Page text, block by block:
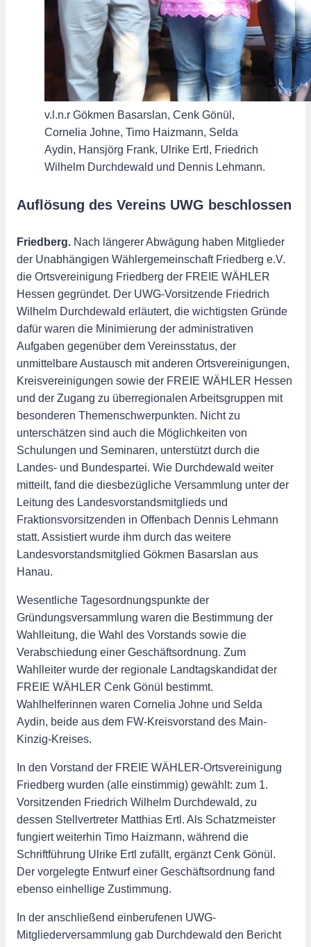
v.l.n.r Gökmen Basarslan, Cenk Gönül,
Cornelia Johne, Timo Haizmann, Selda
Aydin, Hansjörg Frank, Ulrike Ertl, Friedrich
Wilhelm Durchdewald und Dennis Lehmann.
Auflösung des Vereins UWG beschlossen
Friedberg. Nach längerer Abwägung haben Mitglieder
der Unabhängigen Wählergemeinschaft Friedberg e.V.
die Ortsvereinigung Friedberg der FREIE WÄHLER
Hessen gegründet. Der UWG-Vorsitzende Friedrich
Wilhelm Durchdewald erläutert, die wichtigsten Gründe
dafür waren die Minimierung der administrativen
Aufgaben gegenüber dem Vereinsstatus, der
unmittelbare Austausch mit anderen Ortsvereinigungen,
Kreisvereinigungen sowie der FREIE WÄHLER Hessen
und der Zugang zu überregionalen Arbeitsgruppen mit
besonderen Themenschwerpunkten. Nicht zu
unterschätzen sind auch die Möglichkeiten von
Schulungen und Seminaren, unterstützt durch die
Landes- und Bundespartei. Wie Durchdewald weiter
mitteilt, fand die diesbezügliche Versammlung unter der
Leitung des Landesvorstandsmitglieds und
Fraktionsvorsitzenden in Offenbach Dennis Lehmann
statt. Assistiert wurde ihm durch das weitere
Landesvorstandsmitglied Gökmen Basarslan aus
Hanau.
Wesentliche Tagesordnungspunkte der
Gründungsversammlung waren die Bestimmung der
Wahlleitung, die Wahl des Vorstands sowie die
Verabschiedung einer Geschäftsordnung. Zum
Wahlleiter wurde der regionale Landtagskandidat der
FREIE WÄHLER Cenk Gönül bestimmt.
Wahlhelferinnen waren Cornelia Johne und Selda
Aydin, beide aus dem FW-Kreisvorstand des Main-
Kinzig-Kreises.
In den Vorstand der FREIE WÄHLER-Ortsvereinigung
Friedberg wurden (alle einstimmig) gewählt: zum 1.
Vorsitzenden Friedrich Wilhelm Durchdewald, zu
dessen Stellvertreter Matthias Ertl. Als Schatzmeister
fungiert weiterhin Timo Haizmann, während die
Schriftführung Ulrike Ertl zufällt, ergänzt Cenk Gönül.
Der vorgelegte Entwurf einer Geschäftsordnung fand
ebenso einhellige Zustimmung.
In der anschließend einberufenen UWG-
Mitgliederversammlung gab Durchdewald den Bericht